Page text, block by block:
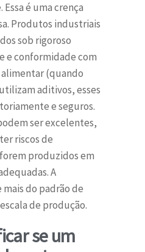
é uma crença
Produtos industriais
sob rigoroso
e conformidade com
alimentar (quando
aditivos, esses
e seguros.
ser excelentes,
riscos de
produzidos em
A
do padrão de
de produção.
se um